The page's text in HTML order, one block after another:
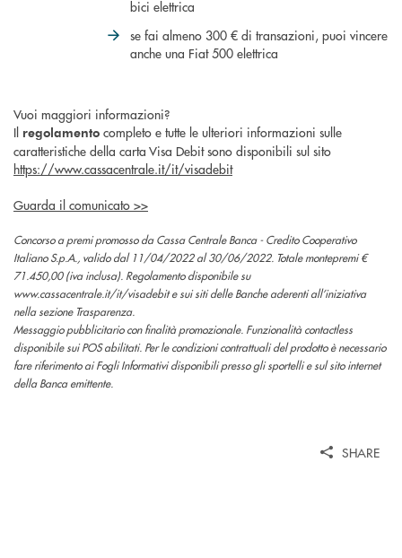
bici elettrica
se fai almeno 300 € di transazioni, puoi vincere
anche una Fiat 500 elettrica
Vuoi maggiori informazioni?
Il regolamento completo e tutte le ulteriori informazioni sulle
caratteristiche della carta Visa Debit sono disponibili sul sito
https://www.cassacentrale.it/it/visadebit
Guarda il comunicato >>
Concorso a premi promosso da Cassa Centrale Banca - Credito Cooperativo
Italiano S.p.A., valido dal 11/04/2022 al 30/06/2022. Totale montepremi €
71.450,00 (iva inclusa). Regolamento disponibile su
www.cassacentrale.it/it/visadebit e sui siti delle Banche aderenti all’iniziativa
nella sezione Trasparenza.
Messaggio pubblicitario con finalità promozionale. Funzionalità contactless
disponibile sui POS abilitati. Per le condizioni contrattuali del prodotto è necessario
fare riferimento ai Fogli Informativi disponibili presso gli sportelli e sul sito internet
della Banca emittente.
SHARE